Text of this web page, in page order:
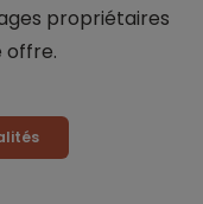
propriétaires
offre.